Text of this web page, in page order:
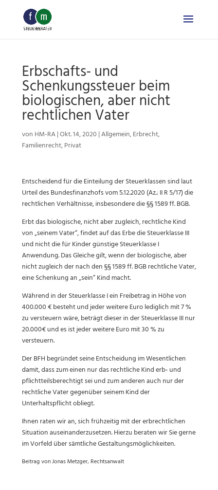
content
Erbschafts- und
Schenkungssteuer beim
biologischen, aber nicht
rechtlichen Vater
vonHM-RA|Okt. 14, 2020|Allgemein,Erbrecht,
Familienrecht,Privat
Entscheidend für die Einteilung der Steuerklassen sind laut
Urteil des Bundesfinanzhofs vom 5.12.2020 (Az.: II R 5/17) die
rechtlichen Verhältnisse, insbesondere die §§ 1589 ff. BGB.
Erbt das biologische, nicht aber zugleich, rechtliche Kind
von „seinem Vater“, findet auf das Erbe die Steuerklasse III
und nicht die für Kinder günstige Steuerklasse I
Anwendung. Das Gleiche gilt, wenn der biologische, aber
nicht zugleich der nach den §§ 1589 ff. BGB rechtliche Vater,
eine Schenkung an „sein“ Kind macht.
Während in der Steuerklasse I ein Freibetrag in Höhe von
400.000 € besteht und jeder weitere Euro lediglich mit 7 %
zu versteuern wäre, beträgt dieser in der Steuerklasse III nur
20.000€ und es ist jeder weitere Euro mit 30 % zu
versteuern.
Der BFH begründet seine Entscheidung im Wesentlichen
damit, dass zum einen nur das rechtliche Kind erb‐ und
pflichtteilsberechtigt sei und zum anderen auch nur der
rechtliche Vater gegenüber seinem Kind der
Unterhaltspflicht obliegt.
Ihnen raten wir an, sich frühzeitig mit der erbrechtlichen
Situation auseinanderzusetzen. Hierzu beraten wir Sie gerne
im Vorfeld über sämtliche Gestaltungsmöglichkeiten.
Beitrag von Jonas Metzger, Rechtsanwalt